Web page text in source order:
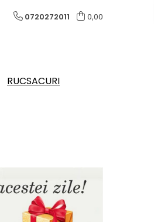
0720272011 0,00
RUCSACURI